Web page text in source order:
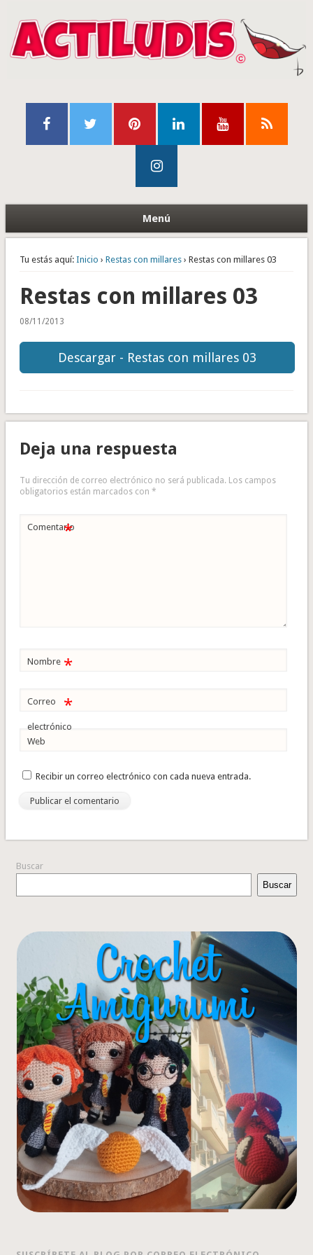
Menú
Tu estás aquí: Inicio › Restas con millares› Restas con millares 03
Restas con millares 03
08/11/2013
Descargar - Restas con millares 03
Deja una respuesta
Tu dirección de correo electrónico no será publicada. Los campos
obligatorios están marcados con *
Comentario
*
Nombre *
Correo
electrónico
*
Web
Recibir un correo electrónico con cada nueva entrada.
Buscar
Buscar